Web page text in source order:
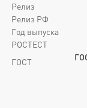
Релиз
Релиз РФ
Год выпуска
РОСТЕСТ
ГОСТ